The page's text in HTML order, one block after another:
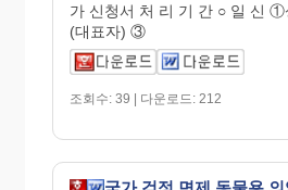
가 신청서 처 리 기 간 ○ 일 신
(대표자) ③
조회수: 39 | 다운로드: 212